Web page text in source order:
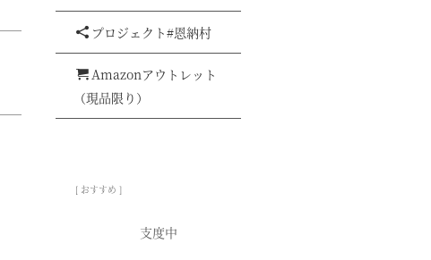
プロジェクト#恩納村
Amazonアウトレット
（現品限り）
[ おすすめ ]
支度中